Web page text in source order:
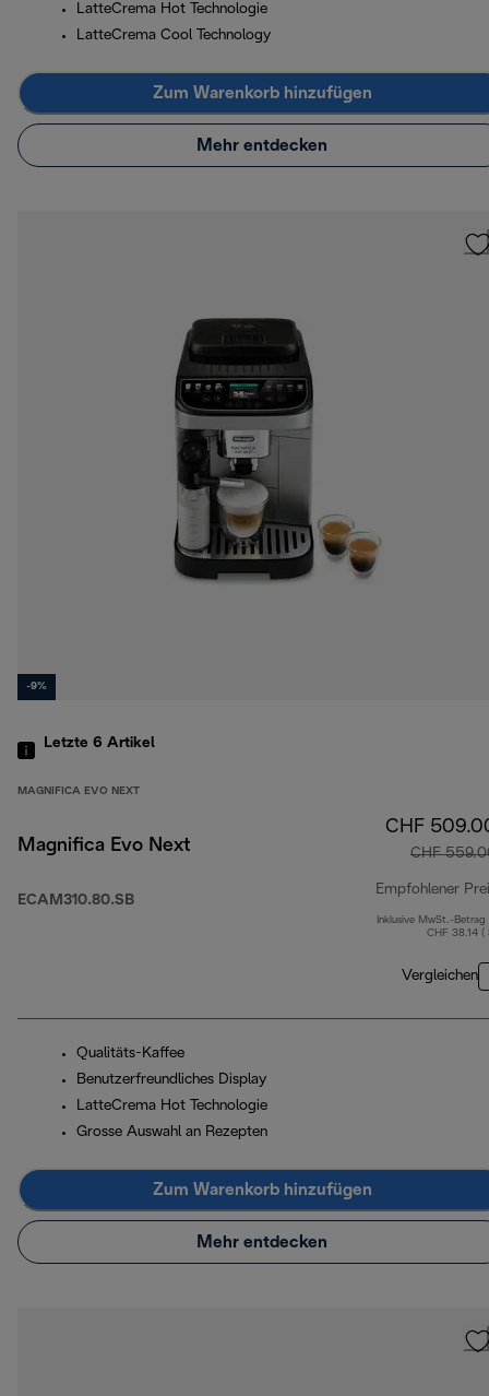
LatteCrema Hot Technologie
LatteCrema Cool Technology
Zum Warenkorb hinzufügen
Mehr entdecken
-9%
Letzte 6 Artikel
MAGNIFICA EVO NEXT
Magnifica Evo Next
ECAM310.80.SB
CHF
CHF
Empfohlener
Inklusive MwSt.-Betrag
CHF 38.14 (
Vergleichen
Qualitäts-Kaffee
Benutzerfreundliches Display
LatteCrema Hot Technologie
Grosse Auswahl an Rezepten
Zum Warenkorb hinzufügen
Mehr entdecken